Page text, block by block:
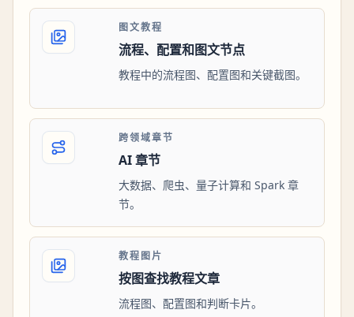
图文教程
流程、配置和图文节点
教程中的流程图、配置图和关键截图。
跨领域章节
AI 章节
大数据、爬虫、量子计算和 Spark 章
节。
教程图片
按图查找教程文章
流程图、配置图和判断卡片。